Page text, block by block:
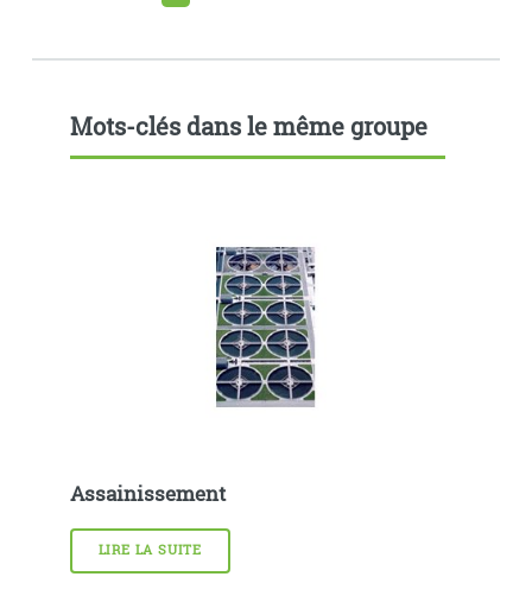
Mots-clés dans le même groupe
Assainissement
LIRE LA SUITE